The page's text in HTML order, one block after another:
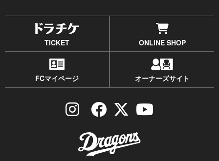
TICKET ONLINE SHOP
FCマイページ オーナーズサイト